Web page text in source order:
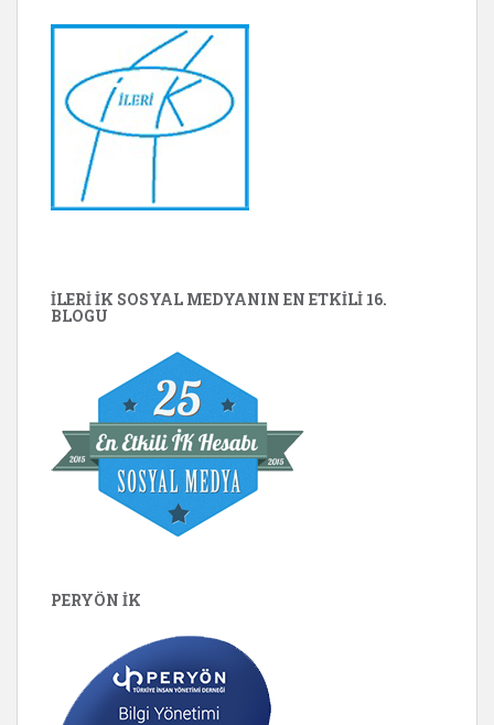
İLERİ İK SOSYAL MEDYANIN EN ETKILI 16.
BLOGU
PERYÖN İK